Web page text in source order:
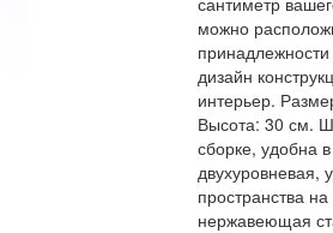
можно
дизайн
интерьер.
Высота: 30 см.
сборке, удобна
двухуровневая,
пространства
нержавеющая